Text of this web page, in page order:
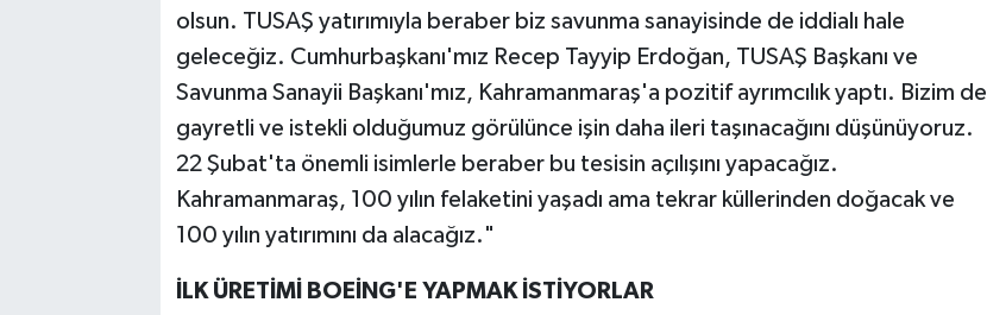
olsun. TUSAŞ yatırımıyla beraber biz savunma sanayisinde de iddialı hale
geleceğiz. Cumhurbaşkanı'mız Recep Tayyip Erdoğan, TUSAŞ Başkanı ve
Savunma Sanayii Başkanı'mız, Kahramanmaraş'a pozitif ayrımcılık yaptı. Bizim de
gayretli ve istekli olduğumuz görülünce işin daha ileri taşınacağını düşünüyoruz.
22 Şubat'ta önemli isimlerle beraber bu tesisin açılışını yapacağız.
Kahramanmaraş, 100 yılın felaketini yaşadı ama tekrar küllerinden doğacak ve
100 yılın yatırımını da alacağız."
İLK ÜRETİMİ BOEİNG'E YAPMAK İSTİYORLAR